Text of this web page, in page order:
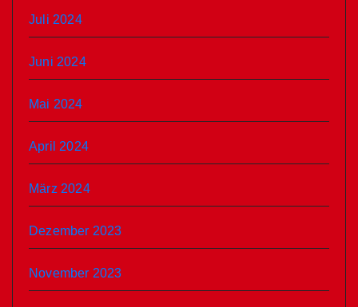
Juli 2024
Juni 2024
Mai 2024
April 2024
März 2024
Dezember 2023
November 2023